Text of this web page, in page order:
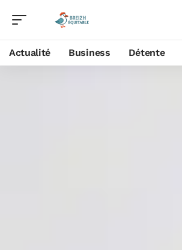
Actualité Business Détente